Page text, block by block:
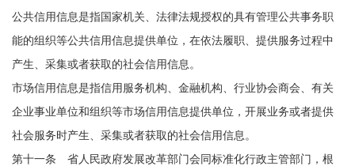
公共信用信息是指国家机关、法律法规授权的具有管理公共事务职
能的组织等公共信用信息提供单位，在依法履职、提供服务过程中
产生、采集或者获取的社会信用信息。
市场信用信息是指信用服务机构、金融机构、行业协会商会、有关
企业事业单位和组织等市场信用信息提供单位，开展业务或者提供
社会服务时产生、采集或者获取的社会信用信息。
第十一条 省人民政府发展改革部门会同标准化行政主管部门，根